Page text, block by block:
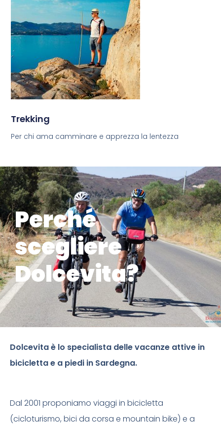
Trekking
Per chi ama camminare e apprezza la lentezza
Perché
scegliere
Dolcevita?
Dolcevita è lo specialista delle vacanze attive in
bicicletta e a piedi in Sardegna.
Dal 2001 proponiamo viaggi in bicicletta
(cicloturismo, bici da corsa e mountain bike) e a